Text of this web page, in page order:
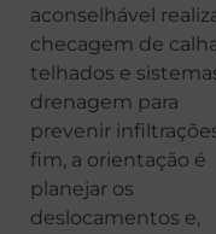
aconselhável
checagem de
telhados e
drenagem para
prevenir
fim, a orientação é
planejar os
deslocamentos e,